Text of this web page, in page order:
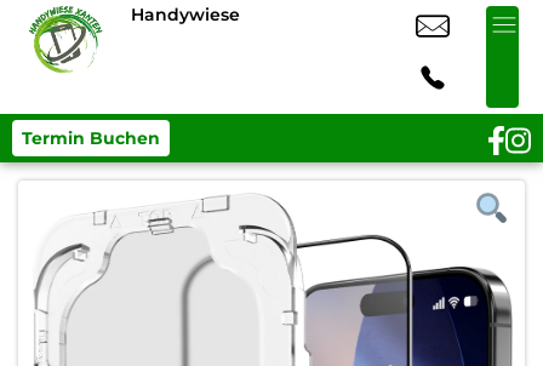
Handywiese
Termin Buchen